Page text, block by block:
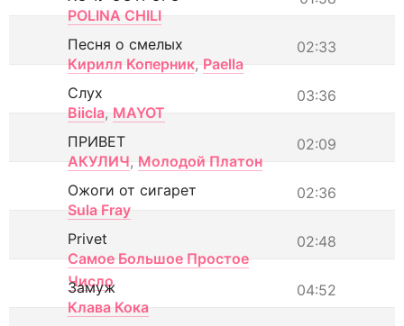
POLINA CHILI
02:33
Песня о смелых
Кирилл Коперник, Paella
03:36
Слух
Biicla, MAYOT
02:09
ПРИВЕТ
АКУЛИЧ, Молодой Платон
02:36
Ожоги от сигарет
Sula Fray
02:48
Privet
Самое Большое Простое
Число
04:52
Замуж
Клава Кока